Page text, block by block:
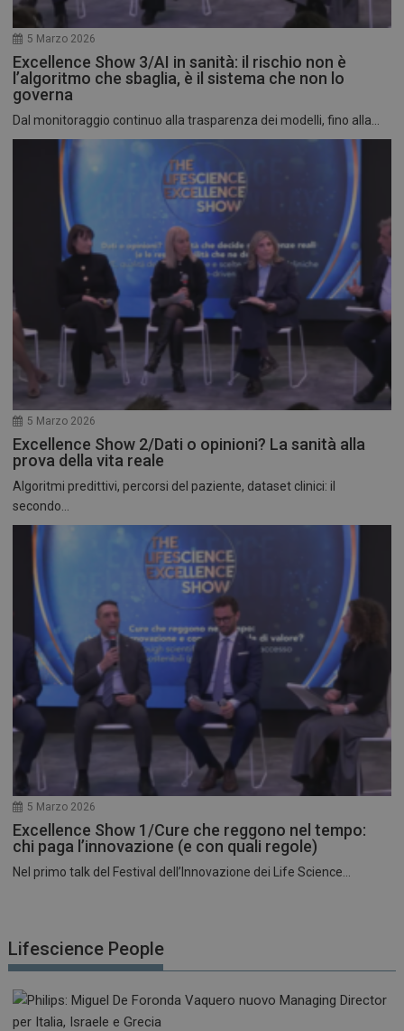
5 Marzo 2026
Excellence Show 3/AI in sanità: il rischio non è
l’algoritmo che sbaglia, è il sistema che non lo
governa
Dal monitoraggio continuo alla trasparenza dei modelli, fino alla...
5 Marzo 2026
Excellence Show 2/Dati o opinioni? La sanità alla
prova della vita reale
Algoritmi predittivi, percorsi del paziente, dataset clinici: il
secondo...
5 Marzo 2026
Excellence Show 1/Cure che reggono nel tempo:
chi paga l’innovazione (e con quali regole)
Nel primo talk del Festival dell’Innovazione dei Life Science...
Lifescience People